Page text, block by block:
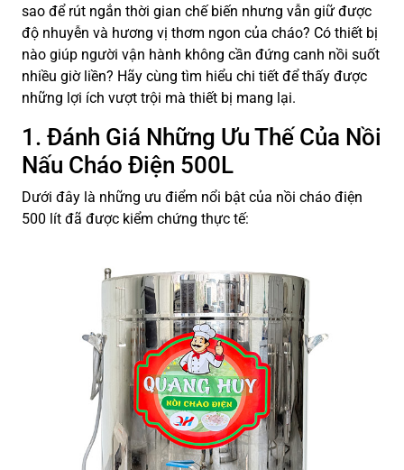
sao để rút ngắn thời gian chế biến nhưng vẫn giữ được
độ nhuyễn và hương vị thơm ngon của cháo? Có thiết bị
nào giúp người vận hành không cần đứng canh nồi suốt
nhiều giờ liền? Hãy cùng tìm hiểu chi tiết để thấy được
những lợi ích vượt trội mà thiết bị mang lại.
1. Đánh Giá Những Ưu Thế Của Nồi
Nấu Cháo Điện 500L
Dưới đây là những ưu điểm nổi bật của nồi cháo điện
500 lít đã được kiểm chứng thực tế: